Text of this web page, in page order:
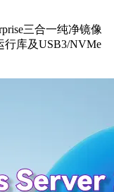
三合一纯净镜像
行库及USB3/NVMe